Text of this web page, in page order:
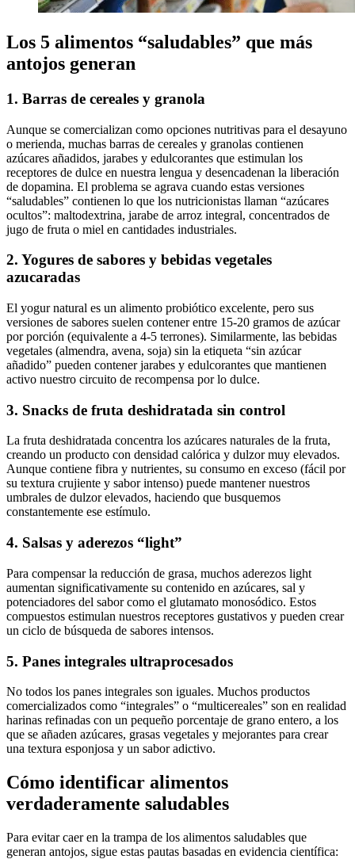
Los 5 alimentos “saludables” que más
antojos generan
1. Barras de cereales y granola
Aunque se comercializan como opciones nutritivas para el desayuno
o merienda, muchas barras de cereales y granolas contienen
azúcares añadidos, jarabes y edulcorantes que estimulan los
receptores de dulce en nuestra lengua y desencadenan la liberación
de dopamina. El problema se agrava cuando estas versiones
“saludables” contienen lo que los nutricionistas llaman “azúcares
ocultos”: maltodextrina, jarabe de arroz integral, concentrados de
jugo de fruta o miel en cantidades industriales.
2. Yogures de sabores y bebidas vegetales
azucaradas
El yogur natural es un alimento probiótico excelente, pero sus
versiones de sabores suelen contener entre 15-20 gramos de azúcar
por porción (equivalente a 4-5 terrones). Similarmente, las bebidas
vegetales (almendra, avena, soja) sin la etiqueta “sin azúcar
añadido” pueden contener jarabes y edulcorantes que mantienen
activo nuestro circuito de recompensa por lo dulce.
3. Snacks de fruta deshidratada sin control
La fruta deshidratada concentra los azúcares naturales de la fruta,
creando un producto con densidad calórica y dulzor muy elevados.
Aunque contiene fibra y nutrientes, su consumo en exceso (fácil por
su textura crujiente y sabor intenso) puede mantener nuestros
umbrales de dulzor elevados, haciendo que busquemos
constantemente ese estímulo.
4. Salsas y aderezos “light”
Para compensar la reducción de grasa, muchos aderezos light
aumentan significativamente su contenido en azúcares, sal y
potenciadores del sabor como el glutamato monosódico. Estos
compuestos estimulan nuestros receptores gustativos y pueden crear
un ciclo de búsqueda de sabores intensos.
5. Panes integrales ultraprocesados
No todos los panes integrales son iguales. Muchos productos
comercializados como “integrales” o “multicereales” son en realidad
harinas refinadas con un pequeño porcentaje de grano entero, a los
que se añaden azúcares, grasas vegetales y mejorantes para crear
una textura esponjosa y un sabor adictivo.
Cómo identificar alimentos
verdaderamente saludables
Para evitar caer en la trampa de los alimentos saludables que
generan antojos, sigue estas pautas basadas en evidencia científica: